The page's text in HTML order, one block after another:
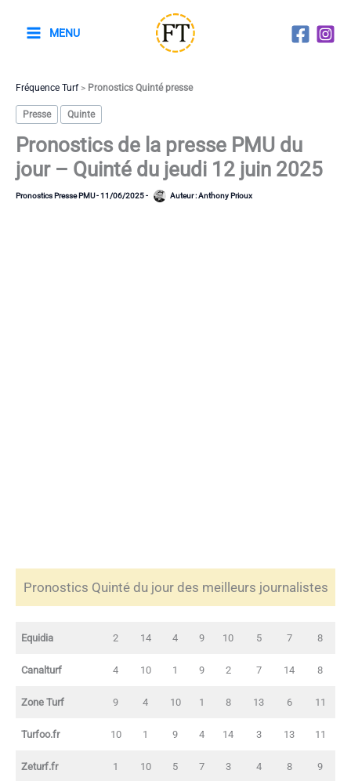
MENU
Fréquence Turf> Pronostics Quinté presse
Presse Quinte
Pronostics de la presse PMU du
jour – Quinté du jeudi 12 juin 2025
Pronostics Presse PMU-11/06/2025- Auteur :Anthony Prioux
Pronostics Quinté du jour des meilleurs journalistes
Equidia 2 14 4 9 10 5 7 8
Canalturf 4 10 1 9 2 7 14 8
Zone Turf 9 4 10 1 8 13 6 11
Turfoo.fr 10 1 9 4 14 3 13 11
Zeturf.fr 1 10 5 7 3 4 8 9